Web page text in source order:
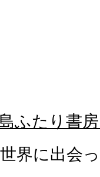
島ふたり書
界に出会